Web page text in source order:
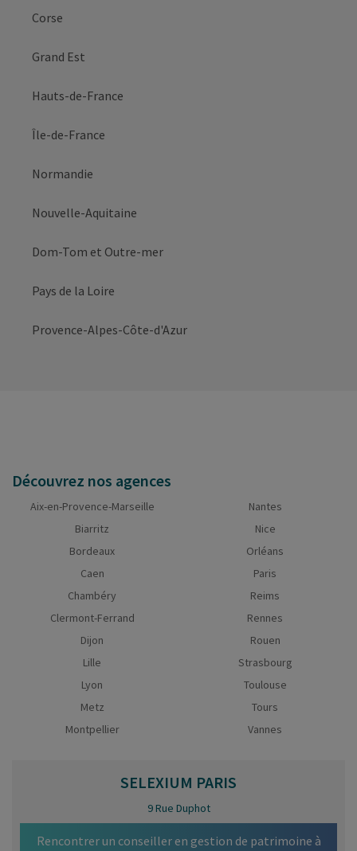
Corse
Grand Est
Hauts-de-France
Île-de-France
Normandie
Nouvelle-Aquitaine
Dom-Tom et Outre-mer
Pays de la Loire
Provence-Alpes-Côte-d'Azur
Découvrez nos agences
Aix-en-Provence-Marseille
Biarritz
Bordeaux
Caen
Chambéry
Clermont-Ferrand
Dijon
Lille
Lyon
Metz
Montpellier
Nantes
Nice
Orléans
Paris
Reims
Rennes
Rouen
Strasbourg
Toulouse
Tours
Vannes
SELEXIUM PARIS
9 Rue Duphot
Rencontrer un conseiller en gestion de patrimoine à